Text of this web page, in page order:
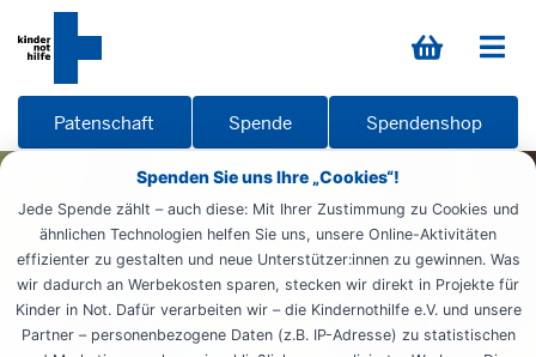
Spenden Sie uns Ihre „Cookies“!
Jede Spende zählt – auch diese: Mit Ihrer Zustimmung zu Cookies und
ähnlichen Technologien helfen Sie uns, unsere Online-Aktivitäten
effizienter zu gestalten und neue Unterstützer:innen zu gewinnen. Was
wir dadurch an Werbekosten sparen, stecken wir direkt in Projekte für
Kinder in Not. Dafür verarbeiten wir – die Kindernothilfe e.V. und unsere
Partner – personenbezogene Daten (z.B. IP-Adresse) zu statistischen
Patenschaft Spende Spendenshop